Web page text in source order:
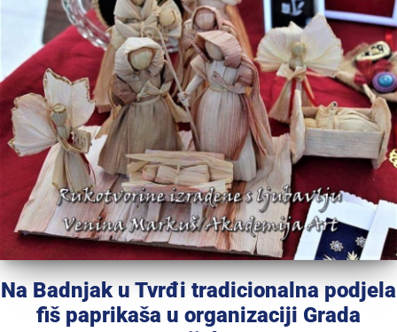
Na Badnjak u Tvrđi tradicionalna podjela
fiš paprikaša u organizaciji Grada